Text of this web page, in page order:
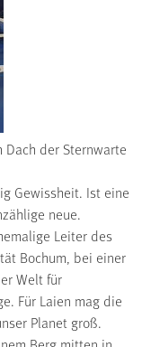
der Sternwarte
Gewissheit. Ist eine
neue.
Leiter des
Bochum, bei einer
Welt für
Für Laien mag die
Planet groß.